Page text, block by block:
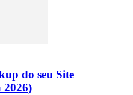
do seu Site
2026)